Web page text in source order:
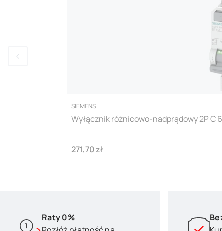
PRODUCENT
SIEMENS
Wyłącznik różnicowo-nadprądowy 2P C
Cena
271,70 zł
Raty 0%